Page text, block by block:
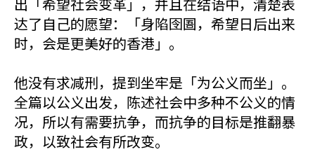
达了自己的愿望：「身陷囹圄，希望日后出来
时，会是更美好的香港」。
他没有求减刑，提到坐牢是「为公义而坐」。
全篇以公义出发，陈述社会中多种不公义的情
况，所以有需要抗争，而抗争的目标是推翻暴
政，以致社会有所改变。